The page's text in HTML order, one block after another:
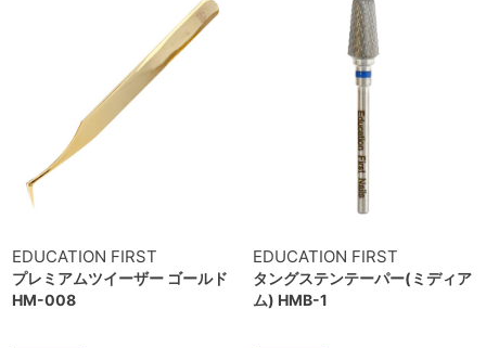
EDUCATION FIRST
プレミアムツイーザー ゴールド
HM-008
EDUCATION FIRST
タングステンテーパー(ミディア
ム) HMB-1